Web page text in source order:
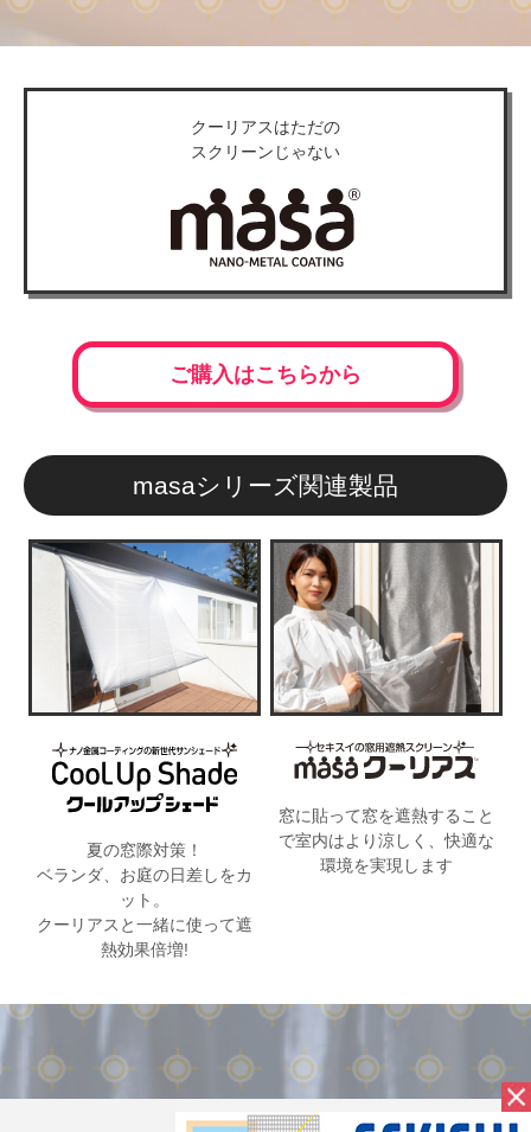
クーリアスはただの
スクリーンじゃない
ご購入はこちらから
masaシリーズ関連製品
夏の窓際対策！
ベランダ、お庭の日差しをカ
ット。
クーリアスと一緒に使って遮
熱効果倍増!
窓に貼って窓を遮熱すること
で室内はより涼しく、快適な
環境を実現します